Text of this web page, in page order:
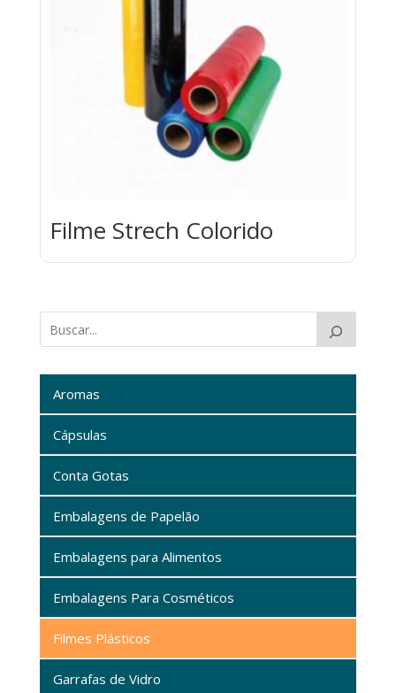
Filme Strech Colorido
Aromas
Cápsulas
Conta Gotas
Embalagens de Papelão
Embalagens para Alimentos
Embalagens Para Cosméticos
Filmes Plásticos
Garrafas de Vidro